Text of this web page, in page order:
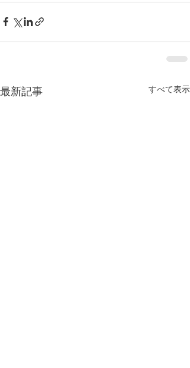
最新記事 すべて表示